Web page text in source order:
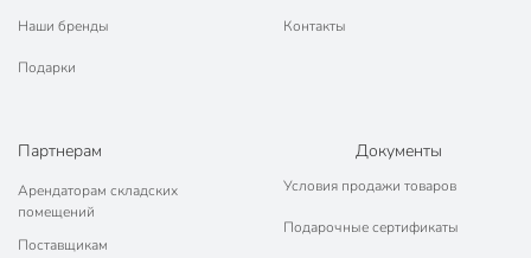
Наши бренды
Подарки
Контакты
Партнерам
Арендаторам складских
помещений
Поставщикам
Документы
Условия продажи товаров
Подарочные сертификаты